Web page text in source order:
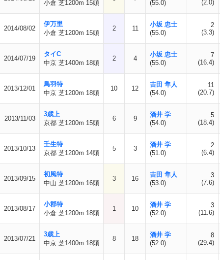
小倉 芝1200m 15頭
(55.0)
(2.0)
2014/08/02
伊万里
小倉 芝1200m 15頭
2 11
小坂 忠士
(55.0)
2
(3.3)
2014/07/19
タイC
中京 芝1400m 18頭
2 4
小坂 忠士
(55.0)
7
(16.4)
2013/12/01
鳥羽特
中京 芝1200m 18頭
10 12
吉田 隼人
(54.0)
11
(20.7)
2013/11/03
3歳上
京都 芝1200m 15頭
6 9
酒井 学
(54.0)
5
(18.4)
2013/10/13
壬生特
京都 芝1200m 14頭
5 3
酒井 学
(51.0)
2
(6.4)
2013/09/15
初風特
中山 芝1200m 16頭
3 16
吉田 隼人
(53.0)
3
(7.6)
2013/08/17
小郡特
小倉 芝1200m 18頭
1 10
酒井 学
(52.0)
3
(11.6)
2013/07/21
3歳上
中京 芝1400m 18頭
8 18
酒井 学
(52.0)
8
(29.4)